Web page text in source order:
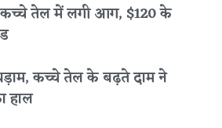
कच्चे तेल में लगी आग, $120 के
कच्चे तेल के बढ़ते दाम ने
हाल